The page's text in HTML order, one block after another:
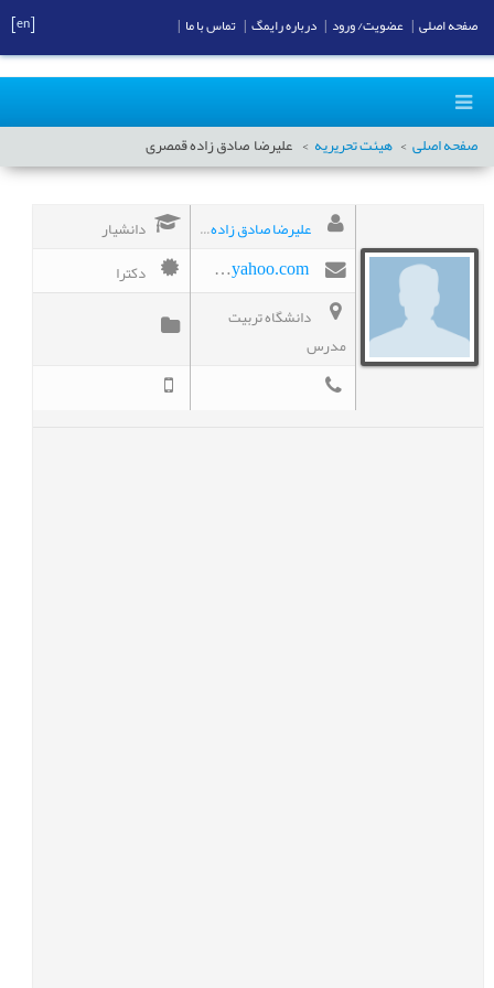
صفحه اصلی هیئت تحریریه علیرضاصادق زاده قمصری
علیرضا صادق زاده قمصری دانشیار
alireza_sadeqzadeh@yahoo.com
دکترا
دانشگاه تربیت
مدرس
صفحه اصلی عضویت/ ورود درباره رایمگ تماس با ما